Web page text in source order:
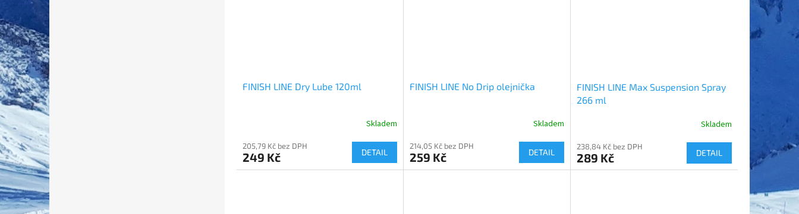
FINISH LINE Dry Lube 120ml
Skladem
205,79 Kč bez DPH
249 Kč DETAIL
FINISH LINE No Drip olejnička
Skladem
214,05 Kč bez DPH
259 Kč DETAIL
FINISH LINE Max Suspension Spray
266 ml
Skladem
238,84 Kč bez DPH
289 Kč DETAIL